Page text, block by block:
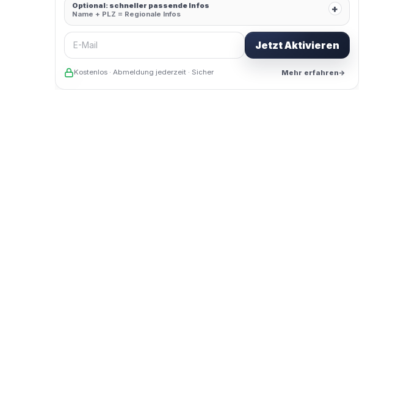
Optional: schneller passende Infos
Name + PLZ = Regionale Infos
+
E-Mail
Jetzt Aktivieren
Kostenlos · Abmeldung jederzeit · Sicher Mehr erfahren→